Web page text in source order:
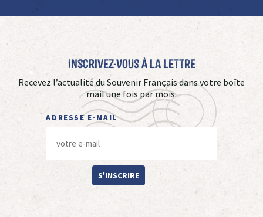
Inscrivez-vous à La Lettre
Recevez l’actualité du Souvenir Français dans votre boîte
mail une fois par mois.
ADRESSE E-MAIL
S'INSCRIRE